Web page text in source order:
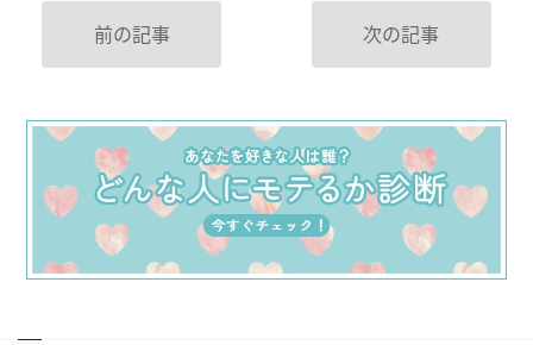
前の記事 次の記事